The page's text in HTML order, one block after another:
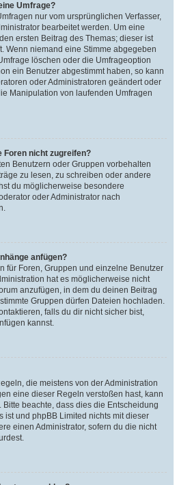
Umfrage?
nur vom ursprünglichen Verfasser,
bearbeitet werden. Um eine
ersten Beitrag des Themas; dieser ist
Wenn niemand eine Stimme abgegeben
löschen oder die Umfrageoption
ein Benutzer abgestimmt haben, so kann
oder Administratoren geändert oder
Manipulation von laufenden Umfragen
Foren nicht zugreifen?
Benutzern oder Gruppen vorbehalten
zu lesen, zu schreiben oder andere
du möglicherweise besondere
oder Administrator nach
anfügen?
für Foren, Gruppen und einzelne Benutzer
hat es möglicherweise nicht
anzufügen, in dem du deinen Beitrag
Gruppen dürfen Dateien hochladen.
falls du dir nicht sicher bist,
kannst.
die meistens von der Administration
eine dieser Regeln verstoßen hast, kann
beachte, dass dies die Entscheidung
ist und phpBB Limited nichts mit dieser
einen Administrator, sofern du die nicht